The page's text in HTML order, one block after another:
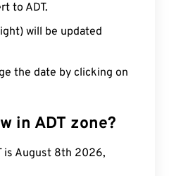
to ADT.
will be updated
the date by clicking on
in ADT zone?
is August 8th 2026,